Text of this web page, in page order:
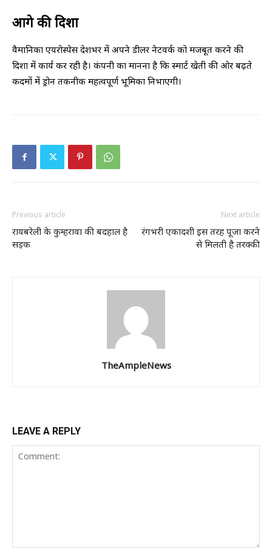
आगे की दिशा
वैमानिका एयरोस्पेस देशभर में अपने डीलर नेटवर्क को मजबूत करने की
दिशा में कार्य कर रही है। कंपनी का मानना है कि स्मार्ट खेती की ओर बढ़ते
कदमों में ड्रोन तकनीक महत्वपूर्ण भूमिका निभाएगी।
Previous article
रायबरेली के कुम्हरावा की बदहाल है
सड़क
Next article
रंगभरी एकादशी इस तरह पूजा करने
से मिलती है तरक्की
TheAmpleNews
LEAVE A REPLY